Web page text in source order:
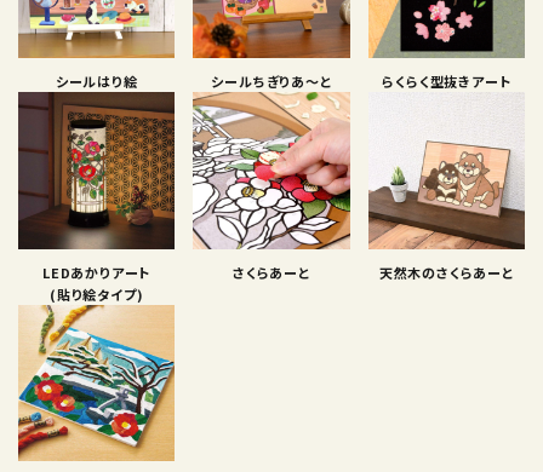
シールはり絵 シールちぎりあ〜と らくらく型抜きアート
LEDあかりアート
(貼り絵タイプ)
さくらあーと 天然木のさくらあーと